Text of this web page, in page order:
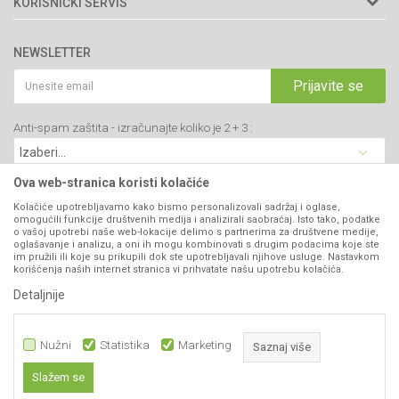
34000 Kragujevac, Srbija
webshop@agromarket.rs
PIB: 102135221
Matični broj: 07593252
Prodavnice
Brendovi
Katalozi
Blog
Najčešća pitanja
Politika privatnosti
Kako kupiti
Isporuka
Click & Collect
Načini plaćanja
Plaćanje karticama
Web kredit Raiffeisen banke
Pravo na odustajanje
Reklamacije
Zamena artikala
NEWSLETTER
Prijavite se
Anti-spam zaštita - izračunajte koliko je 2 + 3 :
VIBER I SMS NEWSLETTER
Prijavite se
PRATITE NAS
Ova web-stranica koristi kolačiće
Kolačiće upotrebljavamo kako bismo personalizovali sadržaj i oglase,
omogućili funkcije društvenih medija i analizirali saobraćaj. Isto tako, podatke
o vašoj upotrebi naše web-lokacije delimo s partnerima za društvene medije,
oglašavanje i analizu, a oni ih mogu kombinovati s drugim podacima koje ste
im pružili ili koje su prikupili dok ste upotrebljavali njihove usluge. Nastavkom
korišćenja naših internet stranica vi prihvatate našu upotrebu kolačića.
Detaljnije
Nužni Statistika Marketing Saznaj više
Slažem se